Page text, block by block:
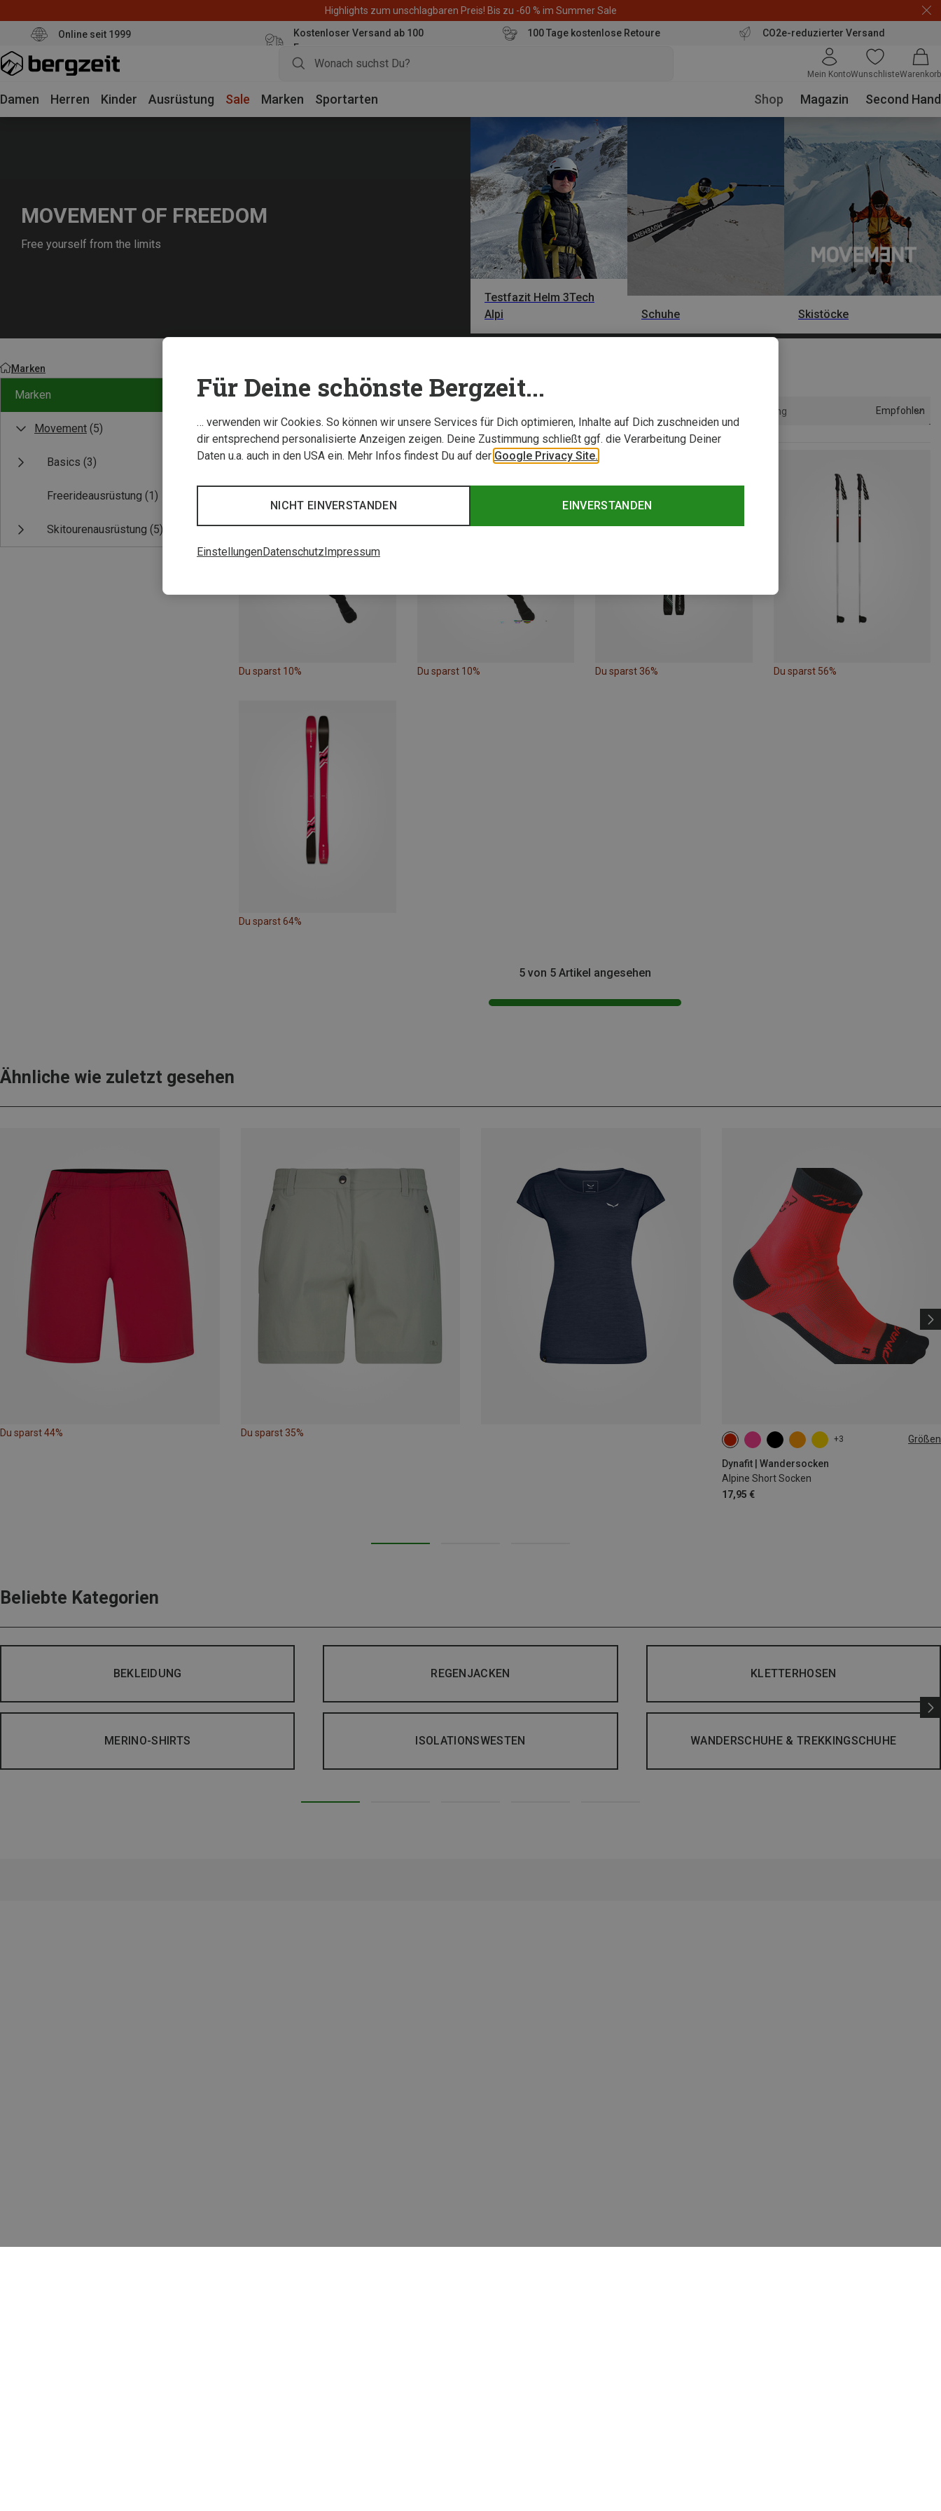
Highlights zum unschlagbaren Preis! Bis zu -60 % im Summer Sale
Online seit 1999
Kostenloser Versand ab 100
Euro
100 Tage kostenlose Retoure CO2e-reduzierter Versand
Mein KontoWunschlisteWarenkorb
Damen Herren Kinder Ausrüstung Sale Marken Sportarten Shop Magazin Second Hand
MOVEMENT OF FREEDOM
Free yourself from the limits
Testfazit Helm 3Tech
Alpi
Schuhe Skistöcke
Marken
Marken
Movement (5)
Basics (3)
Freerideausrüstung (1)
Skitourenausrüstung (5)
Sortierung Empfohlen
Du sparst 10% Du sparst 10% Du sparst 36% Du sparst 56%
Du sparst 64%
5 von 5 Artikel angesehen
Ähnliche wie zuletzt gesehen
Du sparst 44% Du sparst 35%
+3 Größen
Dynafit | Wandersocken
Alpine Short Socken
17,95 €
39|40|41|42 43|44|45|46
Beliebte Kategorien
BEKLEIDUNG REGENJACKEN KLETTERHOSEN
MERINO-SHIRTS ISOLATIONSWESTEN WANDERSCHUHE & TREKKINGSCHUHE
Für Deine schönste Bergzeit...
… verwenden wir Cookies. So können wir unsere Services für Dich optimieren, Inhalte auf Dich zuschneiden und
dir entsprechend personalisierte Anzeigen zeigen. Deine Zustimmung schließt ggf. die Verarbeitung Deiner
Daten u.a. auch in den USA ein. Mehr Infos findest Du auf der Google Privacy Site.
EINVERSTANDEN
NICHT EINVERSTANDEN
EinstellungenDatenschutzImpressum